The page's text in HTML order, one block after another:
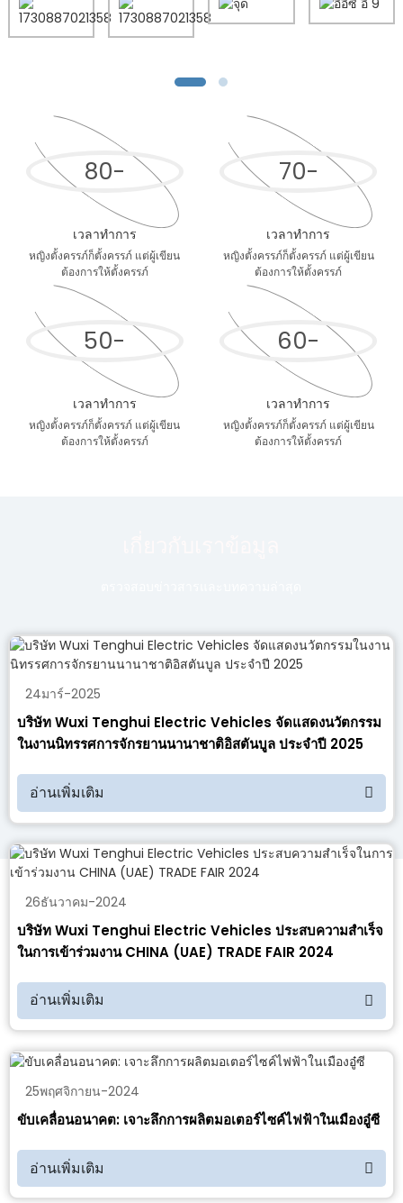
80-
เวลาทำการ
หญิงตั้งครรภ์ก็ตั้งครรภ์ แต่ผู้เขียน
ต้องการให้ตั้งครรภ์
70-
เวลาทำการ
หญิงตั้งครรภ์ก็ตั้งครรภ์ แต่ผู้เขียน
ต้องการให้ตั้งครรภ์
50-
เวลาทำการ
หญิงตั้งครรภ์ก็ตั้งครรภ์ แต่ผู้เขียน
ต้องการให้ตั้งครรภ์
60-
เวลาทำการ
หญิงตั้งครรภ์ก็ตั้งครรภ์ แต่ผู้เขียน
ต้องการให้ตั้งครรภ์
24มาร์-2025
บริษัท Wuxi Tenghui Electric Vehicles จัดแสดงนวัตกรรม
ในงานนิทรรศการจักรยานนานาชาติอิสตันบูล ประจำปี 2025
อ่านเพิ่มเติม
26ธันวาคม-2024
บริษัท Wuxi Tenghui Electric Vehicles ประสบความสำเร็จ
ในการเข้าร่วมงาน CHINA (UAE) TRADE FAIR 2024
อ่านเพิ่มเติม
25พฤศจิกายน-2024
ขับเคลื่อนอนาคต: เจาะลึกการผลิตมอเตอร์ไซค์ไฟฟ้าในเมืองอู๋ซี
อ่านเพิ่มเติม